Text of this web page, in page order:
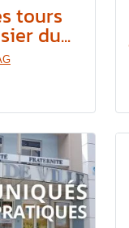
tours
du...